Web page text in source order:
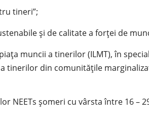
tineri”;
și de calitate a forței de
muncii a tinerilor (ILMT), în
tinerilor din comunitățile
NEETs șomeri cu vârsta între 16 –